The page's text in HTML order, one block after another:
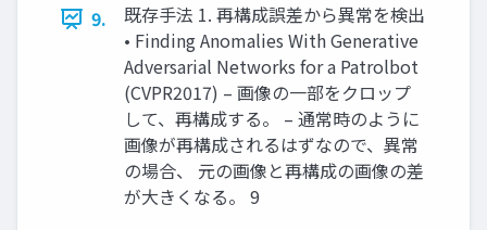
9.
既存手法 1. 再構成誤差から異常を検出
• Finding Anomalies With Generative
Adversarial Networks for a Patrolbot
(CVPR2017) – 画像の一部をクロップ
して、再構成する。 – 通常時のように
画像が再構成されるはずなので、異常
の場合、 元の画像と再構成の画像の差
が大きくなる。 9